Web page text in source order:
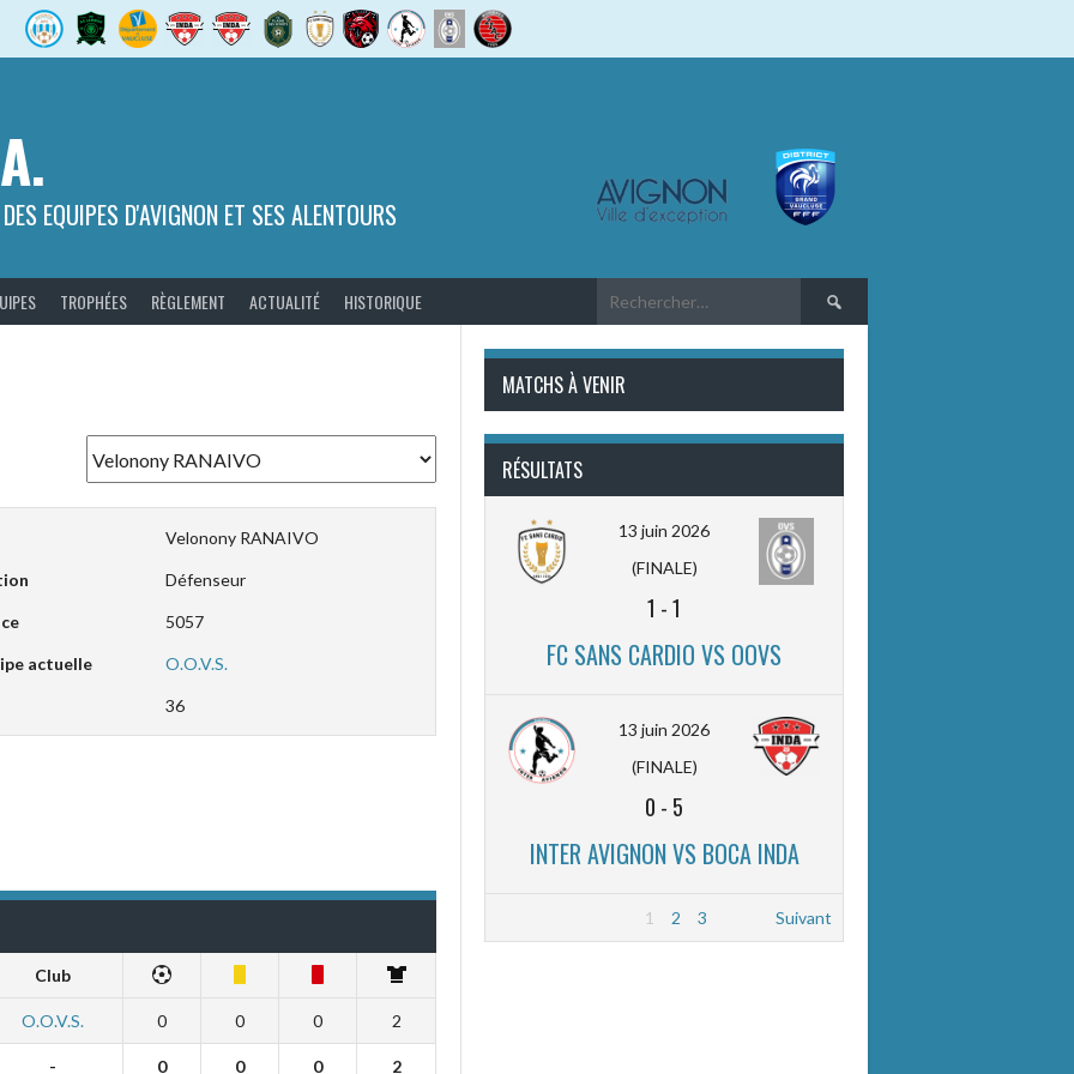
EQUIPES D'AVIGNON ET SES ALENTOURS
TROPHÉES RÈGLEMENT ACTUALITÉ HISTORIQUE Rechercher :
Velonony RANAIVO
Défenseur
5057
actuelle O.O.V.S.
36
Club
O.O.V.S. 0 0 0 2
- 0 0 0 2
MATCHS À VENIR
RÉSULTATS
13 juin 2026
(FINALE)
1 -1
FC SANS CARDIO VS OOVS
13 juin 2026
(FINALE)
0 - 5
INTER AVIGNON VS BOCA INDA
1 2 3 Suivant